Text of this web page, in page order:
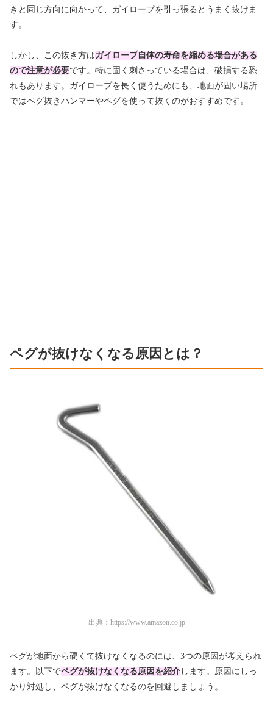
きと同じ方向に向かって、ガイロープを引っ張るとうまく抜けま
す。
しかし、この抜き方はガイロープ自体の寿命を縮める場合がある
ので注意が必要です。特に固く刺さっている場合は、破損する恐
れもあります。ガイロープを長く使うためにも、地面が固い場所
ではペグ抜きハンマーやペグを使って抜くのがおすすめです。
ペグが抜けなくなる原因とは？
出典： https://www.amazon.co.jp
ペグが地面から硬くて抜けなくなるのには、3つの原因が考えられ
ます。以下でペグが抜けなくなる原因を紹介 します。原因にしっ
かり対処し、ペグが抜けなくなるのを回避しましょう。